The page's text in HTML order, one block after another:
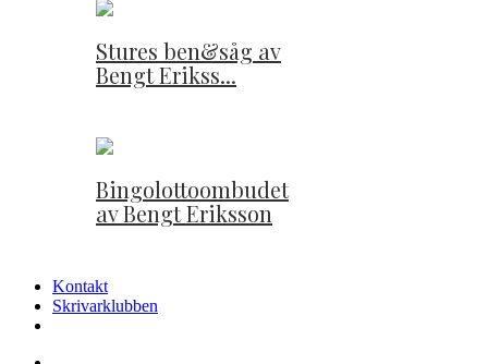
Stures ben&såg av
Bengt Erikss...
Bingolottoombudet
av Bengt Eriksson
Kontakt
Skrivarklubben